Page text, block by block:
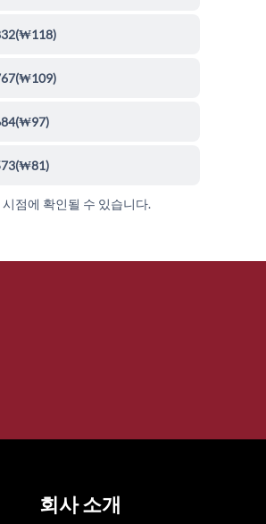
(₩118)
(₩109)
(₩97)
(₩81)
점에 확인될 수 있습니다.
회사 소개